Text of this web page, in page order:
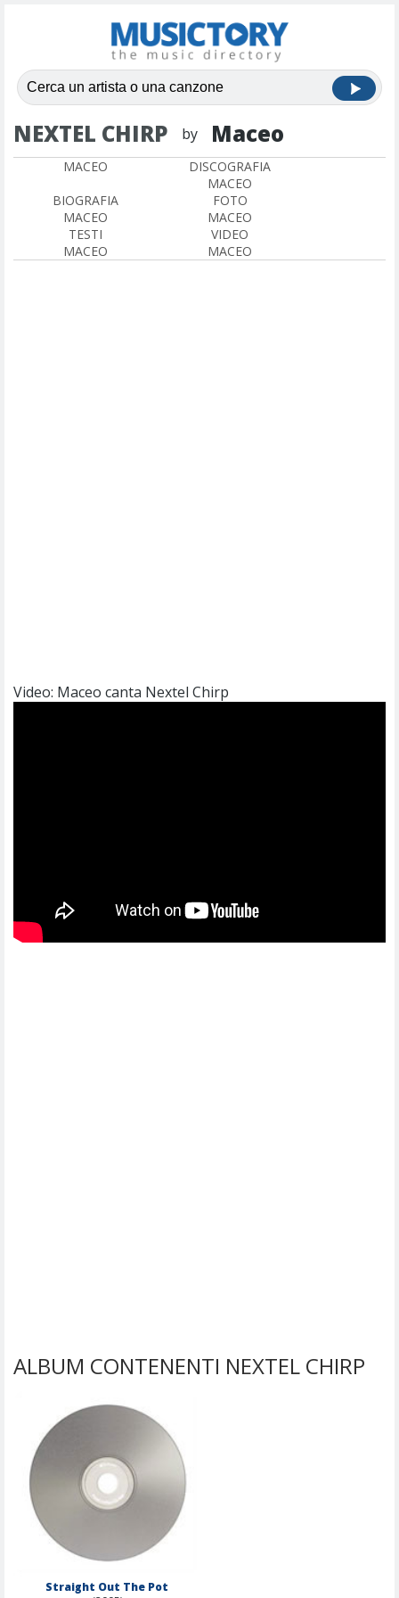
NEXTEL CHIRP by Maceo
MACEO
DISCOGRAFIA
MACEO
BIOGRAFIA
MACEO
FOTO
MACEO
TESTI
MACEO
VIDEO
MACEO
Video: Maceo canta Nextel Chirp
ALBUM CONTENENTI NEXTEL CHIRP
Straight Out The Pot